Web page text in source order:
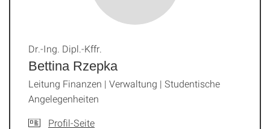
Bettina Rzepka
Dr.-Ing. Dipl.-Kffr.
Leitung Finanzen | Verwaltung | Studentische
Angelegenheiten
Profil-Seite